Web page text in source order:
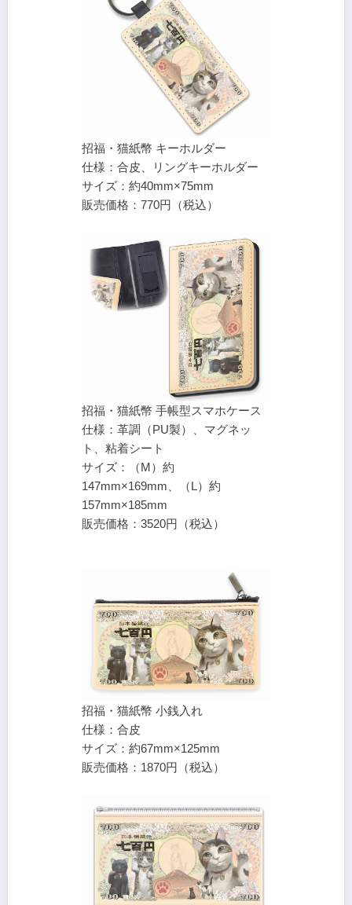
招福・猫紙幣 キーホルダー
仕様：合皮、リングキーホルダー
サイズ：約40mm×75mm
販売価格：770円（税込）
招福・猫紙幣 手帳型スマホケース
仕様：革調（PU製）、マグネッ
ト、粘着シート
サイズ：（M）約
147mm×169mm、（L）約
157mm×185mm
販売価格：3520円（税込）
招福・猫紙幣 小銭入れ
仕様：合皮
サイズ：約67mm×125mm
販売価格：1870円（税込）